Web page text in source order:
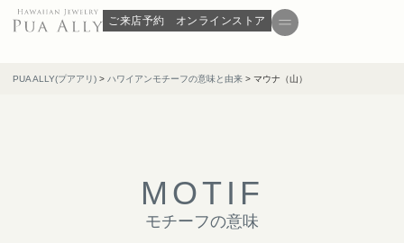
ご来店予約 オンラインストア
PUA ALLY(プアアリ) > ハワイアンモチーフの意味と由来 > マウナ（山）
M OT I F
モチーフの意味